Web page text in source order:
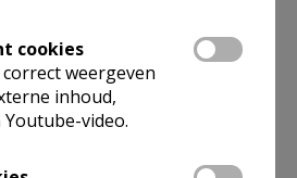
cookies
weergeven
inhoud,
video.